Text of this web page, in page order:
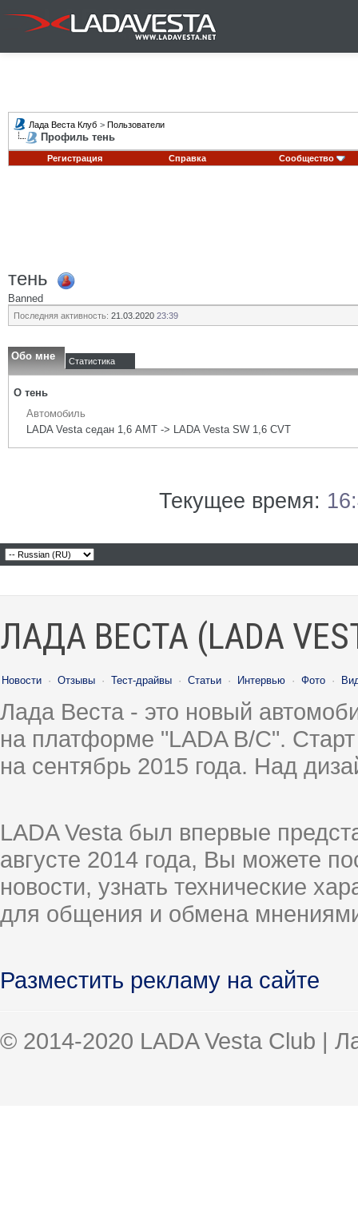
Лада Веста Клуб > Пользователи
Профиль тень
Регистрация Справка Сообщество
тень
Banned
Последняя активность: 21.03.2020 23:39
Обо мне Статистика
О тень
Автомобиль
LADA Vesta седан 1,6 АМТ -> LADA Vesta SW 1,6 CVT
Текущее время:
ЛАДА ВЕСТА (LADA
Новости · Отзывы · Тест-драйвы · Статьи · Интервью · Фото ·
Лада Веста - это новый
на платформе "LADA B/C".
на сентябрь 2015 года. Над
LADA Vesta был впервые
августе 2014 года, Вы можете
новости, узнать технические
для общения и обмена
Разместить рекламу на сайте
© 2014-2020 LADA Vesta Club |